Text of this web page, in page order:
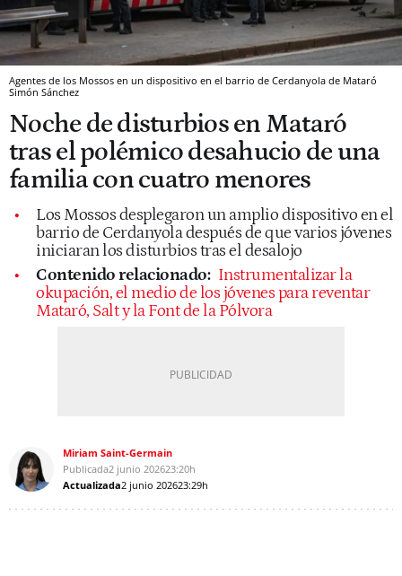
Agentes de los Mossos en un dispositivo en el barrio de Cerdanyola de Mataró
Simón Sánchez
Noche de disturbios en Mataró
tras el polémico desahucio de una
familia con cuatro menores
Los Mossos desplegaron un amplio dispositivo en el
barrio de Cerdanyola después de que varios jóvenes
iniciaran los disturbios tras el desalojo
Contenido relacionado: Instrumentalizar la
okupación, el medio de los jóvenes para reventar
Mataró, Salt y la Font de la Pólvora
Miriam Saint-Germain
Publicada2 junio 202623:20h
Actualizada2 junio 202623:29h